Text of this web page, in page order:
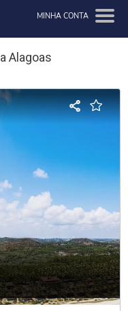
MINHA CONTA
Alagoas